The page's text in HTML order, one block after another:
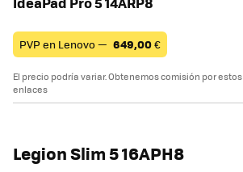
PVP en Lenovo — 649,00€
El precio podría variar. Obtenemos comisión por estos
enlaces
Legion Slim 5 16APH8